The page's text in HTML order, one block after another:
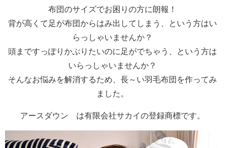
布団のサイズでお困りの方に朗報！
背が高くて足が布団からはみ出してしまう、という方はい
らっしゃいませんか？
頭まですっぽりかぶりたいのに足がでちゃう、という方は
いらっしゃいませんか？
そんなお悩みを解消するため、長～い羽毛布団を作ってみ
ました。
アースダウン®は有限会社サカイの登録商標です。